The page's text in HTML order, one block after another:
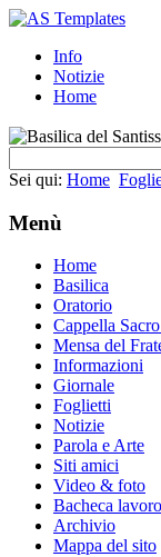
Info
Notizie
Home
Sei qui: Home
Menù
Home
Basilica
Oratorio
Cappella
Mensa del
Informazioni
Giornale
Foglietti
Notizie
Parola e Arte
Siti amici
Video & foto
Bacheca lavoro
Archivio
Mappa del sito